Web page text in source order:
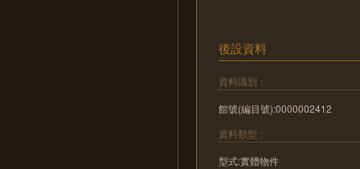
後設資料
資料識別：
館號(編目號):0000002412
資料類型：
型式:實體物件